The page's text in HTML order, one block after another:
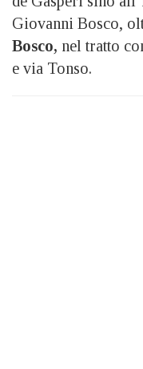
Giovanni Bosco,
Bosco, nel tratto
e via Tonso.